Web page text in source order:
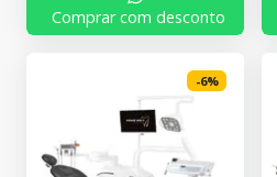
Comprar com desconto
-6%